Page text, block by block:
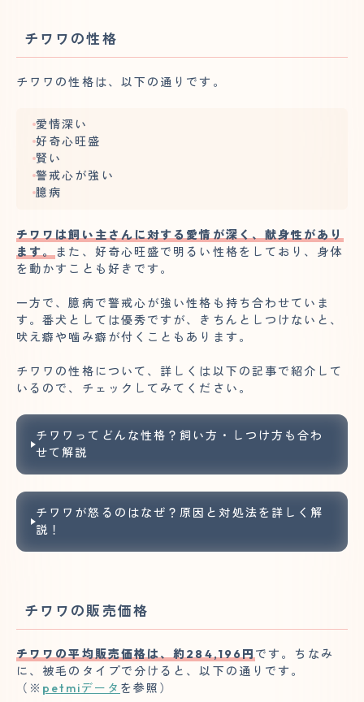
チワワの性格
チワワの性格は、以下の通りです。
愛情深い
好奇心旺盛
賢い
警戒心が強い
臆病
チワワは飼い主さんに対する愛情が深く、献身性があり
ます。 また、好奇心旺盛で明るい性格をしており、身体
を動かすことも好きです。
一方で、臆病で警戒心が強い性格も持ち合わせていま
す。番犬としては優秀ですが、きちんとしつけないと、
吠え癖や噛み癖が付くこともあります。
チワワの性格について、詳しくは以下の記事で紹介して
いるので、チェックしてみてください。
チワワってどんな性格？飼い方・しつけ方も合わ
せて解説
チワワが怒るのはなぜ？原因と対処法を詳しく解
説！
チワワの販売価格
チワワの平均販売価格は、約284,196円 です。ちなみ
に、被毛のタイプで分けると、以下の通りです。
（※ petmiデータ を参照）